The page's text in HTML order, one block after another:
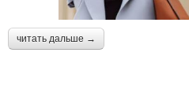
читать дальше →